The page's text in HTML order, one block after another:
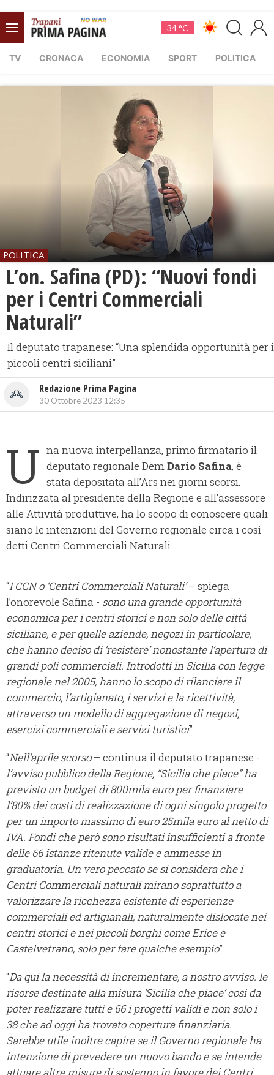
34 °C
TV CRONACA ECONOMIA SPORT POLITICA
POLITICA
L’on. Safina (PD): “Nuovi fondi
per i Centri Commerciali
Naturali”
Il deputato trapanese: “Una splendida opportunità per i
piccoli centri siciliani”
Redazione Prima Pagina
30 Ottobre 2023 12:35
U na nuova interpellanza, primo firmatario il
deputato regionale DemDario Safina, è
stata depositata all’Ars nei giorni scorsi.
Indirizzata al presidente della Regione e all’assessore
alle Attività produttive, ha lo scopo di conoscere quali
siano le intenzioni del Governo regionale circa i così
detti Centri Commerciali Naturali.
“I CCN o ‘Centri Commerciali Naturali’– spiega
l’onorevole Safina - sono una grande opportunità
economica per i centri storici e non solo delle città
siciliane, e per quelle aziende, negozi in particolare,
che hanno deciso di ‘resistere’ nonostante l’apertura di
grandi poli commerciali. Introdotti in Sicilia con legge
regionale nel 2005, hanno lo scopo di rilanciare il
commercio, l’artigianato, i servizi e la ricettività,
attraverso un modello di aggregazione di negozi,
esercizi commerciali e servizi turistici”.
“Nell’aprile scorso– continua il deputato trapanese -
l’avviso pubblico della Regione, “Sicilia che piace” ha
previsto un budget di 800mila euro per finanziare
l’80% dei costi di realizzazione di ogni singolo progetto
per un importo massimo di euro 25mila euro al netto di
IVA. Fondi che però sono risultati insufficienti a fronte
delle 66 istanze ritenute valide e ammesse in
graduatoria. Un vero peccato se si considera che i
Centri Commerciali naturali mirano soprattutto a
valorizzare la ricchezza esistente di esperienze
commerciali ed artigianali, naturalmente dislocate nei
centri storici e nei piccoli borghi come Erice e
Castelvetrano, solo per fare qualche esempio”.
“Da qui la necessità di incrementare, a nostro avviso. le
risorse destinate alla misura ‘Sicilia che piace’ così da
poter realizzare tutti e 66 i progetti validi e non solo i
38 che ad oggi ha trovato copertura finanziaria.
Sarebbe utile inoltre capire se il Governo regionale ha
intenzione di prevedere un nuovo bando e se intende